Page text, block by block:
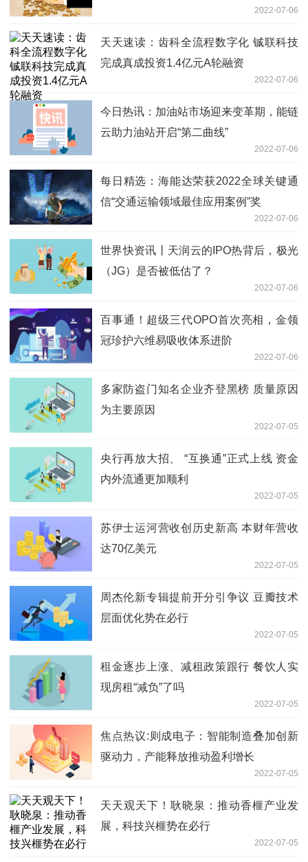
2022-07-06
天天速读：齿科全流程数字化 铖联科技
完成真成投资1.4亿元A轮融资
2022-07-06
今日热讯：加油站市场迎来变革期，能链
云助力油站开启“第二曲线”
2022-07-06
每日精选：海能达荣获2022全球关键通
信“交通运输领域最佳应用案例”奖
2022-07-06
世界快资讯丨天润云的IPO热背后，极光
（JG）是否被低估了？
2022-07-06
百事通！超级三代OPO首次亮相，金领
冠珍护六维易吸收体系进阶
2022-07-06
多家防盗门知名企业齐登黑榜 质量原因
为主要原因
2022-07-05
央行再放大招、 “互换通”正式上线 资金
内外流通更加顺利
2022-07-05
苏伊士运河营收创历史新高 本财年营收
达70亿美元
2022-07-05
周杰伦新专辑提前开分引争议 豆瓣技术
层面优化势在必行
2022-07-05
租金逐步上涨、减租政策跟行 餐饮人实
现房租“减负”了吗
2022-07-05
焦点热议:则成电子：智能制造叠加创新
驱动力，产能释放推动盈利增长
2022-07-05
天天观天下！耿晓泉：推动香榧产业发
展，科技兴榧势在必行
2022-07-05